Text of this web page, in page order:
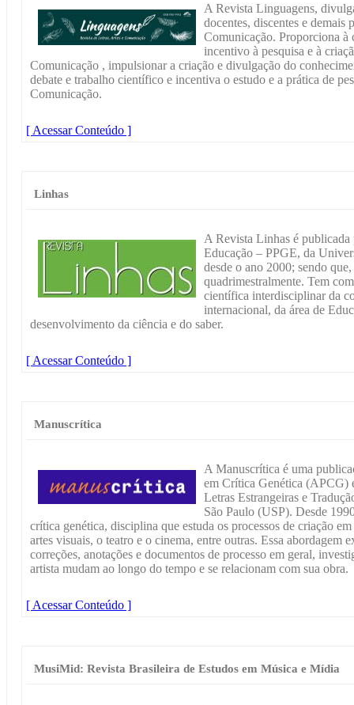
A Revista Linguagens,
docentes, discentes e demais
Comunicação. Proporciona à
incentivo à pesquisa e à
Comunicação , impulsionar a criação e divulgação do
debate e trabalho científico e incentiva o estudo e a prática de
Comunicação.
[ Acessar Conteúdo ]
Linhas
A Revista Linhas é publicada
Educação – PPGE, da
desde o ano 2000; sendo
quadrimestralmente. Tem
científica interdisciplinar da
internacional, da área de
desenvolvimento da ciência e do saber.
[ Acessar Conteúdo ]
Manuscrítica
A Manuscrítica é uma
em Crítica Genética (APCG)
Letras Estrangeiras e
São Paulo (USP). Desde
crítica genética, disciplina que estuda os processos de criação
artes visuais, o teatro e o cinema, entre outras. Essa abordagem
correções, anotações e documentos de processo em geral,
artista mudam ao longo do tempo e se relacionam com sua obra.
[ Acessar Conteúdo ]
MusiMid: Revista Brasileira de Estudos em Música e Mídia